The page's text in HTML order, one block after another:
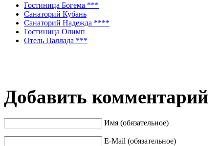
Гостиница Богема ***
Санаторий Кубань
Санаторий Надежда ****
Гостиница Олимп
Отель Паллада ***
Добавить комментарий
Имя (обязательное)
E-Mail (обязательное)